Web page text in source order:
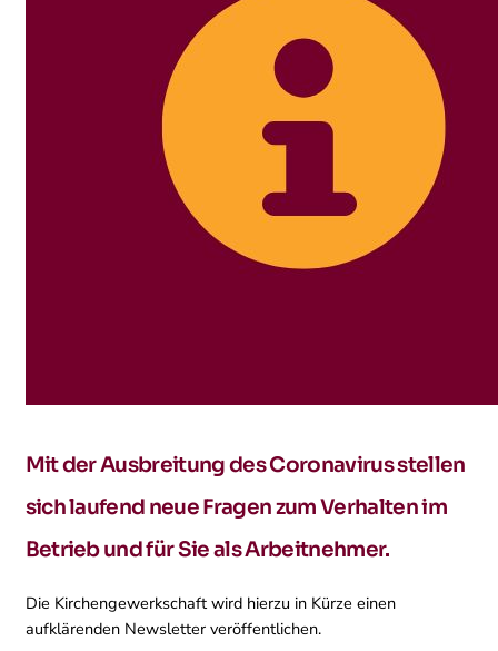
Mit der Ausbreitung des Coronavirus stellen
sich laufend neue Fragen zum Verhalten im
Betrieb und für Sie als Arbeitnehmer.
Die Kirchengewerkschaft wird hierzu in Kürze einen
aufklärenden Newsletter veröffentlichen.